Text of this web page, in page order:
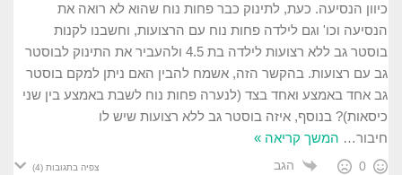
כיוון הנסיעה. כעת, לתינוק כבר פחות נוח שהוא לא רואה את
הנסיעה וכו' וגם לילדה פחות נוח עם הרצועות, וחשבנו לקנות
בוסטר גב ללא רצועות לילדה בת 4.5 ולהעביר את התינוק לבוסטר
גב עם רצועות. בהקשר הזה, אשמח להבין האם ניתן למקם בוסטר
גב אחד באמצע ואחד בצד (לנערה פחות נוח לשבת באמצע בין שני
כיסאות)? בנוסף, איזה בוסטר גב ללא רצועות שיש לו
חיבור… המשך קריאה »
0 הגב צפיה בתגובות (4)